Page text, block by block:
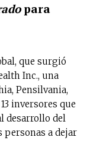
para
que surgió
Inc., una
Pensilvania,
inversores que
desarrollo del
personas a dejar